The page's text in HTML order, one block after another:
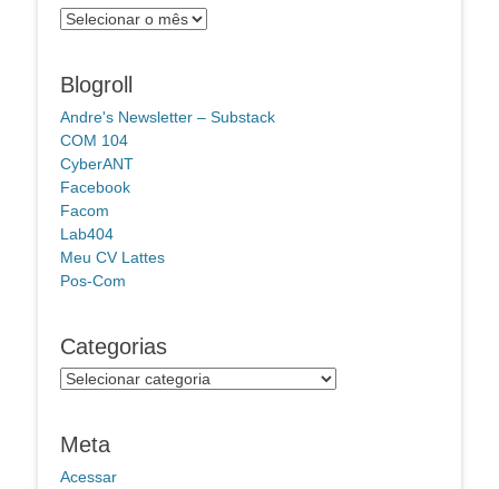
Arquivos
Blogroll
Andre's Newsletter – Substack
COM 104
CyberANT
Facebook
Facom
Lab404
Meu CV Lattes
Pos-Com
Categorias
Categorias
Meta
Acessar